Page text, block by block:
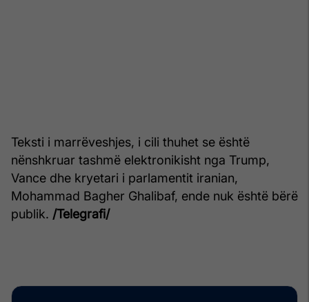
Teksti i marrëveshjes, i cili thuhet se është
nënshkruar tashmë elektronikisht nga Trump,
Vance dhe kryetari i parlamentit iranian,
Mohammad Bagher Ghalibaf, ende nuk është bërë
publik. /Telegrafi/